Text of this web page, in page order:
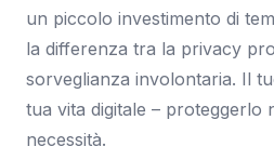
un piccolo investimento di
la differenza tra la privacy
sorveglianza involontaria. Il
tua vita digitale – proteggerlo
necessità.